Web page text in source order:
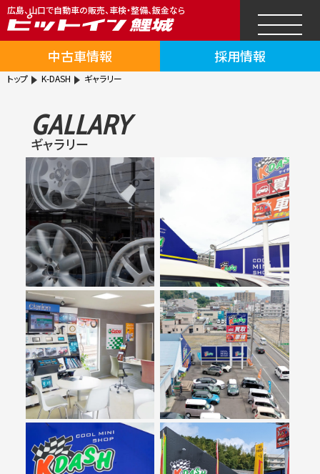
広島、山口で自動車の販売、車検・整備、鈑金なら
中古車情報 採用情報
トップ K-DASH ギャラリー
GALLARY
ギャラリー